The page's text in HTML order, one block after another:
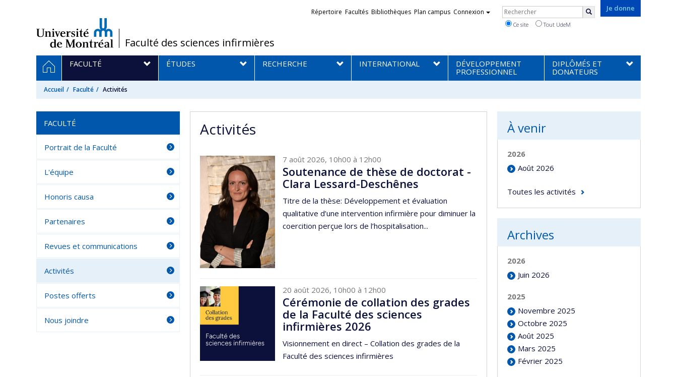
/Faculté des sciences infirmières
Je donne
Liens
Répertoire Facultés Bibliothèques Plan campus Connexion Rechercher
Ce site Tout UdeM
Navigation
principale
ACCUEIL
FACULTÉ ÉTUDES RECHERCHE INTERNATIONAL
DÉVELOPPEMENT
PROFESSIONNEL
DIPLÔMÉS ET
DONATEURS
Accueil Faculté Activités
Activités
7 août 2026, 10h00 à 12h00
Soutenance de thèse de doctorat -
Clara Lessard-Deschênes
Titre de la thèse: Développement et évaluation
qualitative d’une intervention infirmière pour diminuer la
coercition perçue lors de l’hospitalisation...
20 août 2026, 10h00 à 12h00
Cérémonie de collation des grades
de la Faculté des sciences
infirmières 2026
Visionnement en direct – Collation des grades de la
Faculté des sciences infirmières
À venir
2026
Août 2026
Toutes les activités
Archives
2026
Juin 2026
2025
Novembre 2025
Octobre 2025
Août 2025
Mars 2025
Février 2025
FACULTÉ
Portrait de la Faculté
L'équipe
Honoris causa
Partenaires
Revues et communications
Activités
Postes offerts
Nous joindre